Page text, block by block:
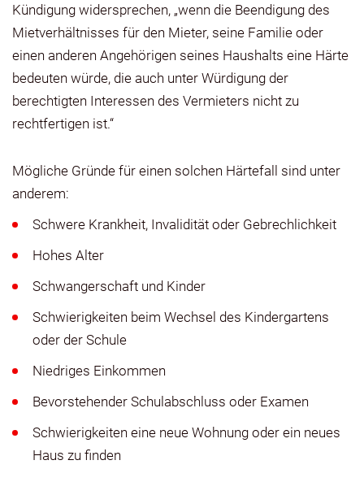
Kündigung widersprechen, „wenn die Beendigung des
Mietverhältnisses für den Mieter, seine Familie oder
einen anderen Angehörigen seines Haushalts eine Härte
bedeuten würde, die auch unter Würdigung der
berechtigten Interessen des Vermieters nicht zu
rechtfertigen ist.“
Mögliche Gründe für einen solchen Härtefall sind unter
anderem:
Schwere Krankheit, Invalidität oder Gebrechlichkeit
Hohes Alter
Schwangerschaft und Kinder
Schwierigkeiten beim Wechsel des Kindergartens
oder der Schule
Niedriges Einkommen
Bevorstehender Schulabschluss oder Examen
Schwierigkeiten eine neue Wohnung oder ein neues
Haus zu finden